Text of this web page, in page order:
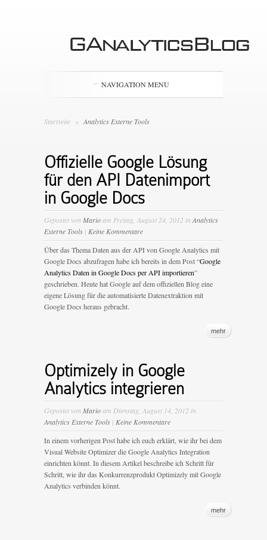
NAVIGATION MENU
Startseite » Analytics Externe Tools
Offizielle Google Lösung
für den API Datenimport
in Google Docs
Gepostet von Marioam Freitag, August 24, 2012 in Analytics
Externe Tools | Keine Kommentare
Über das Thema Daten aus der API von Google Analytics mit
Google Docs abzufragen habe ich bereits in dem Post “Google
Analytics Daten in Google Docs per API importieren”
geschrieben. Heute hat Google auf dem offiziellen Blog eine
eigene Lösung für die automatisierte Datenextraktion mit
Google Docs heraus gebracht.
mehr
Optimizely in Google
Analytics integrieren
Gepostet von Marioam Dienstag, August 14, 2012 in
Analytics Externe Tools | Keine Kommentare
In einem vorherigen Post habe ich euch erklärt, wie ihr bei dem
Visual Website Optimizer die Google Analytics Integration
einrichten könnt. In diesem Artikel beschreibe ich Schritt für
Schritt, wie ihr das Konkurrenzprodukt Optimizely mit Google
Analytics verbinden könnt.
mehr